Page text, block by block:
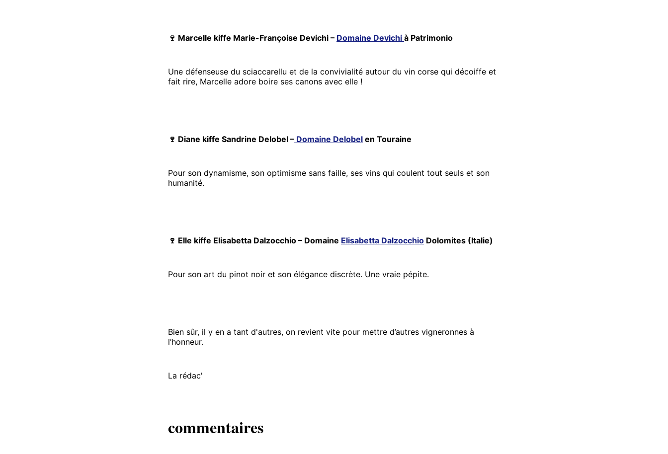
🍷 Marcelle kiffe Marie-Françoise Devichi – Domaine Devichi à Patrimonio
Une défenseuse du sciaccarellu et de la convivialité autour du vin corse qui décoiffe et
fait rire, Marcelle adore boire ses canons avec elle !
🍷 Diane kiffe Sandrine Delobel – Domaine Delobel en Touraine
Pour son dynamisme, son optimisme sans faille, ses vins qui coulent tout seuls et son
humanité.
🍷 Elle kiffe Elisabetta Dalzocchio – Domaine Elisabetta Dalzocchio Dolomites (Italie)
Pour son art du pinot noir et son élégance discrète. Une vraie pépite.
Bien sûr, il y en a tant d'autres, on revient vite pour mettre d’autres vigneronnes à
l’honneur.
La rédac'
commentaires